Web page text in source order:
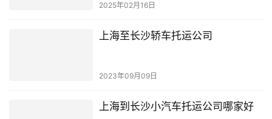
2025年02月16日
上海至长沙轿车托运公司
2023年09月09日
上海到长沙小汽车托运公司哪家好